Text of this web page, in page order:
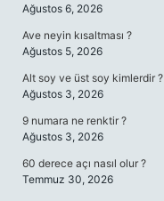
Ağustos 6, 2026
Ave neyin kısaltması ?
Ağustos 5, 2026
Alt soy ve üst soy kimlerdir ?
Ağustos 3, 2026
9 numara ne renktir ?
Ağustos 3, 2026
60 derece açı nasıl olur ?
Temmuz 30, 2026